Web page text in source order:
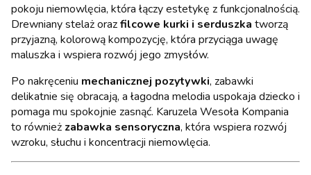
pokoju niemowlęcia, która łączy estetykę z funkcjonalnością.
Drewniany stelaż orazfilcowe kurki i serduszka tworzą
przyjazną, kolorową kompozycję, która przyciąga uwagę
maluszka i wspiera rozwój jego zmysłów.
Po nakręceniu mechanicznej pozytywki, zabawki
delikatnie się obracają, a łagodna melodia uspokaja dziecko i
pomaga mu spokojnie zasnąć. Karuzela Wesoła Kompania
to również zabawka sensoryczna, która wspiera rozwój
wzroku, słuchu i koncentracji niemowlęcia.